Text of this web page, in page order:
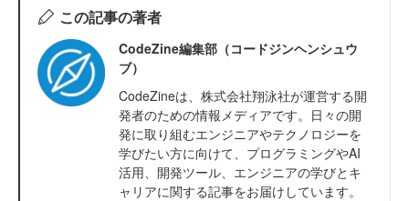
この記事の著者
CodeZine編集部（コードジンヘンシュウ
ブ）
CodeZineは、株式会社翔泳社が運営する開
発者のための情報メディアです。日々の開
発に取り組むエンジニアやテクノロジーを
学びたい方に向けて、プログラミングやAI
活用、開発ツール、エンジニアの学びとキ
ャリアに関する記事をお届けしています。